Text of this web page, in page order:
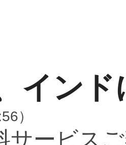
イン
）
サービス